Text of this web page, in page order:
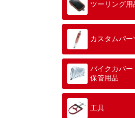
ツーリング用
カスタムパー
バイクカバー
保管用品
工具